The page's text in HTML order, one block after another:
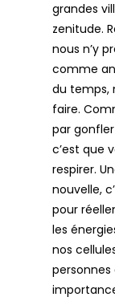
grandes
zenitude.
nous n’y
comme
du temps,
faire.
par
c’est que
respirer.
nouvelle,
pour
les
nos